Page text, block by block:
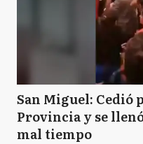
San Miguel: Cedió
Provincia y se
mal tiempo